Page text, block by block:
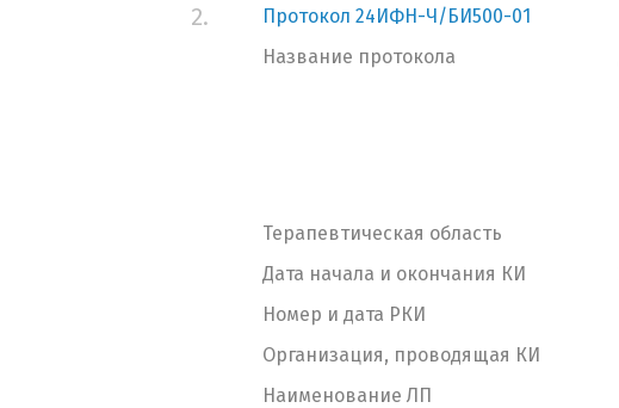
2.
Протокол 24ИФН-Ч/БИ500-01
Название протокола
Терапевтическая область
Дата начала и окончания КИ
Номер и дата РКИ
Организация, проводящая КИ
Наименование ЛП